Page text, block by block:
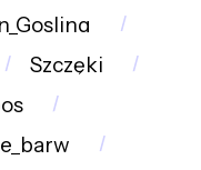
Szczęki